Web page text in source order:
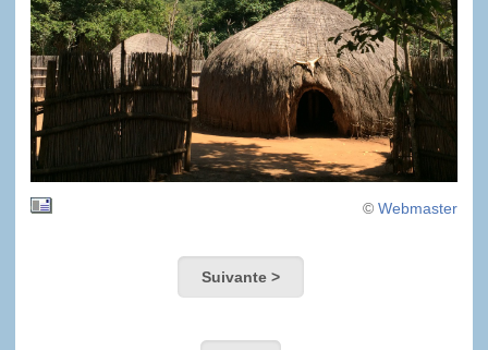
© Webmaster
Suivante >